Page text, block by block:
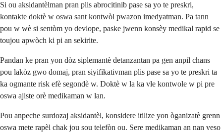
Si ou aksidantèlman pran plis abrocitinib pase sa yo te preskri,
kontakte doktè w oswa sant kontwòl pwazon imedyatman. Pa tann
pou w wè si sentòm yo devlope, paske jwenn konsèy medikal rapid se
toujou apwòch ki pi an sekirite.
Pandan ke pran yon dòz siplemantè detanzantan pa gen anpil chans
pou lakòz gwo domaj, pran siyifikativman plis pase sa yo te preskri ta
ka ogmante risk efè segondè w. Doktè w la ka vle kontwole w pi pre
oswa ajiste orè medikaman w lan.
Pou anpeche surdozaj aksidantèl, konsidere itilize yon òganizatè grenn
oswa mete rapèl chak jou sou telefòn ou. Sere medikaman an nan veso